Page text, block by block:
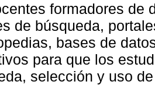
formadores de
de búsqueda,
bases de
para que los
selección y uso